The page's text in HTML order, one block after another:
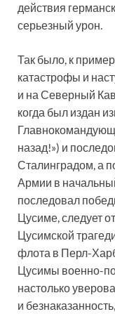
действия
серьезный урон.
Так было, к
катастрофы и
и на Северный
когда был издан
назад!») и
Сталинградом, а
Армии в
последовал
Цусиме, следует
Цусимской
флота в Перл-
Цусимы военно-
настолько
и